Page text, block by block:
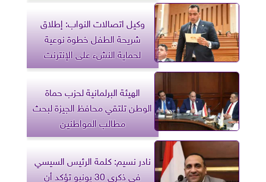
وكيل اتصالات النواب: إطلاق
شريحة الطفل خطوة نوعية
لحماية النشء على الإنترنت
الهيئة البرلمانية لحزب حماة
الوطن تلتقي محافظ الجيزة لبحث
مطالب المواطنين
نادر نسيم: كلمة الرئيس السيسي
في ذكرى 30 يونيو تؤكد أن